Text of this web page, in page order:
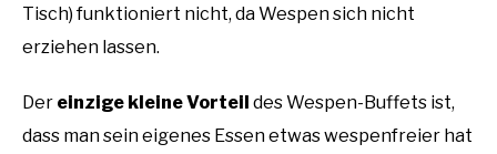
Tisch) funktioniert nicht, da Wespen sich nicht
erziehen lassen.
Der einzige kleine Vorteil des Wespen-Buffets ist,
dass man sein eigenes Essen etwas wespenfreier hat